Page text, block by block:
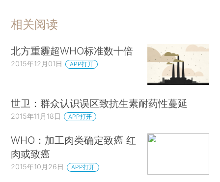
相关阅读
北方重霾超WHO标准数十倍
2015年12月01日 APP打开
世卫：群众认识误区致抗生素耐药性蔓延
2015年11月18日 APP打开
WHO：加工肉类确定致癌 红
肉或致癌
2015年10月26日 APP打开